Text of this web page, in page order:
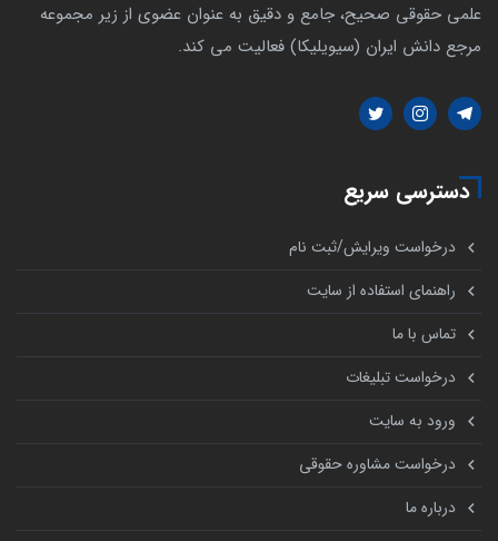
علمی حقوقی صحیح، جامع و دقیق به عنوان عضوی از زیر مجموعه
مرجع دانش ایران (سیویلیکا) فعالیت می کند.
دسترسی سریع
درخواست ویرایش/ثبت نام
راهنمای استفاده از سایت
تماس با ما
درخواست تبلیغات
ورود به سایت
درخواست مشاوره حقوقی
درباره ما